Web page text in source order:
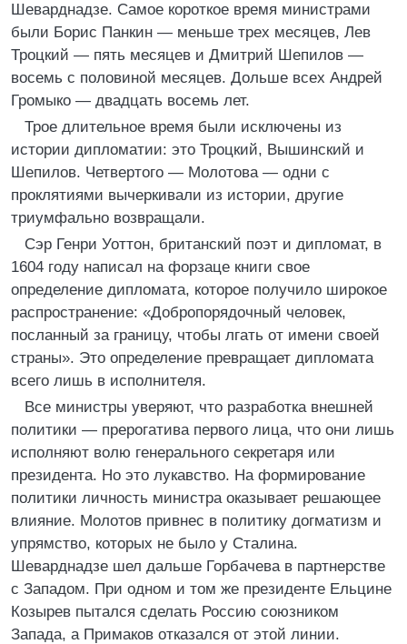
Шеварднадзе. Самое короткое время министрами
были Борис Панкин — меньше трех месяцев, Лев
Троцкий — пять месяцев и Дмитрий Шепилов —
восемь с половиной месяцев. Дольше всех Андрей
Громыко — двадцать восемь лет.
Трое длительное время были исключены из
истории дипломатии: это Троцкий, Вышинский и
Шепилов. Четвертого — Молотова — одни с
проклятиями вычеркивали из истории, другие
триумфально возвращали.
Сэр Генри Уоттон, британский поэт и дипломат, в
1604 году написал на форзаце книги свое
определение дипломата, которое получило широкое
распространение: «Добропорядочный человек,
посланный за границу, чтобы лгать от имени своей
страны». Это определение превращает дипломата
всего лишь в исполнителя.
Все министры уверяют, что разработка внешней
политики — прерогатива первого лица, что они лишь
исполняют волю генерального секретаря или
президента. Но это лукавство. На формирование
политики личность министра оказывает решающее
влияние. Молотов привнес в политику догматизм и
упрямство, которых не было у Сталина.
Шеварднадзе шел дальше Горбачева в партнерстве
с Западом. При одном и том же президенте Ельцине
Козырев пытался сделать Россию союзником
Запада, а Примаков отказался от этой линии.